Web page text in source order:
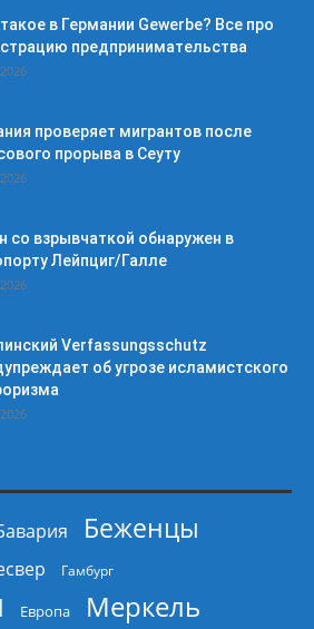
в Германии Gewerbe? Все про
предпринимательства
проверяет мигрантов после
прорыва в Сеуту
со взрывчаткой обнаружен в
Лейпциг/Галле
Verfassungsschutz
об угрозе исламистского
Беженцы
Гамбург
Европа Меркель